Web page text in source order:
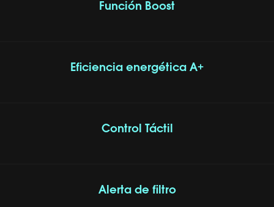
Función Boost
Eficiencia energética A+
Control Táctil
Alerta de filtro